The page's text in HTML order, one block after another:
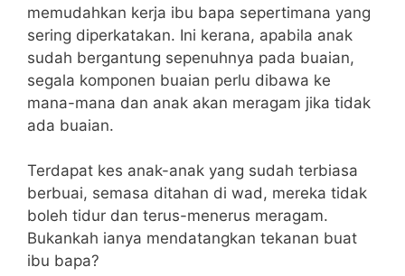
memudahkan kerja ibu bapa sepertimana yang
sering diperkatakan. Ini kerana, apabila anak
sudah bergantung sepenuhnya pada buaian,
segala komponen buaian perlu dibawa ke
mana-mana dan anak akan meragam jika tidak
ada buaian.
Terdapat kes anak-anak yang sudah terbiasa
berbuai, semasa ditahan di wad, mereka tidak
boleh tidur dan terus-menerus meragam.
Bukankah ianya mendatangkan tekanan buat
ibu bapa?